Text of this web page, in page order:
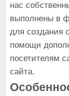
нас
выполнены в
для создания
помощи
посетителям
сайта.